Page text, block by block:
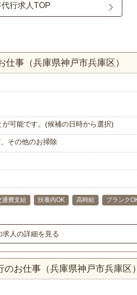
行求人TOP
事（兵庫県神戸市兵庫区）
可能です。(候補の日時から選択)
その他のお掃除
通費支給 扶養内OK 高時給
ブランク
求人の詳細を見る
お仕事（兵庫県神戸市兵庫区